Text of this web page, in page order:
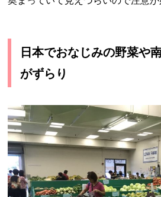
日本でおなじみの野菜や
がずらり